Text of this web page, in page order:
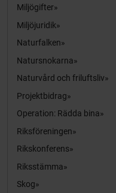
Miljögifter
Miljöjuridik
Naturfalken
Natursnokarna
Naturvård och friluftsliv
Projektbidrag
Operation: Rädda bina
Riksföreningen
Rikskonferens
Riksstämma
Skog